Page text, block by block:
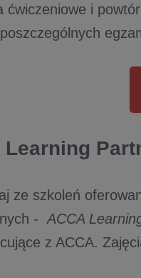
ćwiczeniowe i
Learning
ze szkoleń
- ACCA
z ACCA.